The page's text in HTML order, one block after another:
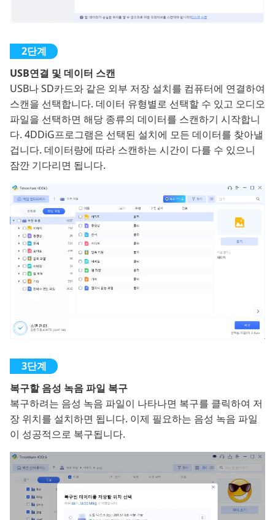
USB연결 및 데이터 스캔
USB나 SD카드와 같은 외부 저장 설치를 컴퓨터에 연결하여
스캔을 선택합니다. 데이터 유형별로 선택할 수 있고 오디오
파일을 선택하면 해당 종류의 데이터를 스캔하기 시작합니
다. 4DDiG프로그램은 선택된 설치에 모든 데이터를 찾아낼
겁니다. 데이터량에 따라 스캔하는 시간이 다를 수 있으니
잠깐 기다리면 됩니다.
복구할 음성 녹음 파일 복구
복구하려는 음성 녹음 파일이 나타나면 복구를 클릭하여 저
장 위치를 설치하면 됩니다. 이제 필요하는 음성 녹음 파일
이 성공적으로 복구됩니다.